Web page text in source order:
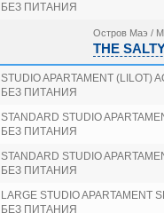
БЕЗ ПИТАНИЯ
Остров Маэ /
THE
STUDIO APARTAMENT (LILOT)
БЕЗ ПИТАНИЯ
STANDARD STUDIO
БЕЗ ПИТАНИЯ
STANDARD STUDIO
БЕЗ ПИТАНИЯ
LARGE STUDIO APARTAMENT
БЕЗ ПИТАНИЯ